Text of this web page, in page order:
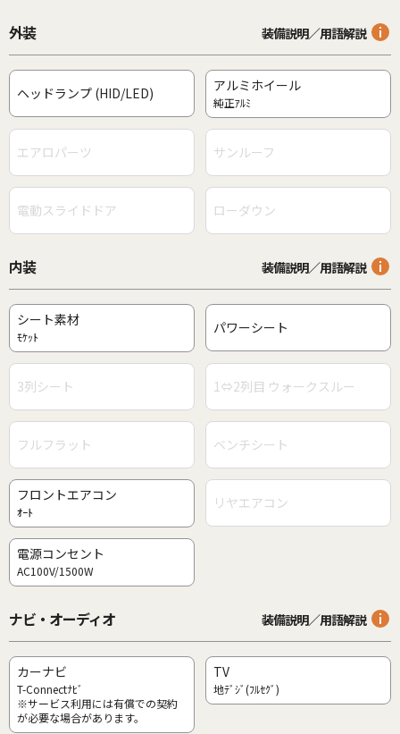
外装 装備説明／用語解説
ヘッドランプ (HID/LED) アルミホイール
純正ｱﾙﾐ
エアロパーツ サンルーフ
電動スライドドア ローダウン
内装 装備説明／用語解説
シート素材
ﾓｹｯﾄ パワーシート
3列シート 1⇔2列目 ウォークスルー
フルフラット ベンチシート
フロントエアコン
ｵｰﾄ リヤエアコン
電源コンセント
AC100V/1500W
ナビ・オーディオ 装備説明／用語解説
カーナビ
T-Connectﾅﾋﾞ
※サービス利用には有償での契約
が必要な場合があります。
TV
地ﾃﾞｼﾞ(ﾌﾙｾｸﾞ)